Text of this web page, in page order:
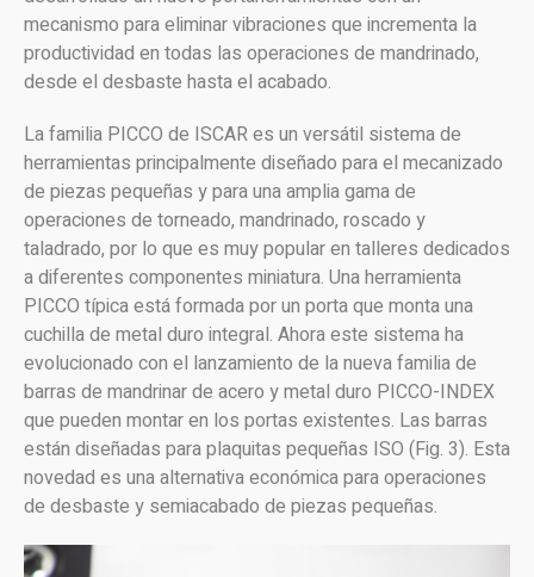
mecanismo para eliminar vibraciones que incrementa la
productividad en todas las operaciones de mandrinado,
desde el desbaste hasta el acabado.
La familia PICCO de ISCAR es un versátil sistema de
herramientas principalmente diseñado para el mecanizado
de piezas pequeñas y para una amplia gama de
operaciones de torneado, mandrinado, roscado y
taladrado, por lo que es muy popular en talleres dedicados
a diferentes componentes miniatura. Una herramienta
PICCO típica está formada por un porta que monta una
cuchilla de metal duro integral. Ahora este sistema ha
evolucionado con el lanzamiento de la nueva familia de
barras de mandrinar de acero y metal duro PICCO-INDEX
que pueden montar en los portas existentes. Las barras
están diseñadas para plaquitas pequeñas ISO (Fig. 3). Esta
novedad es una alternativa económica para operaciones
de desbaste y semiacabado de piezas pequeñas.